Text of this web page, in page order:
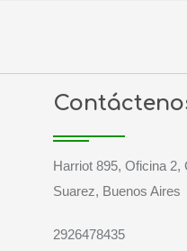
Harriot 895, Oficina 2,
Suarez, Buenos Aires
2926478435